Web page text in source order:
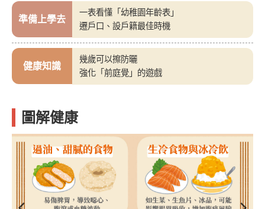
準備上學去
一表看懂「幼稚園年齡表」
遷戶口、設戶籍最佳時機
健康知識
幾歲可以擦防曬
強化「前庭覺」的遊戲
圖解健康